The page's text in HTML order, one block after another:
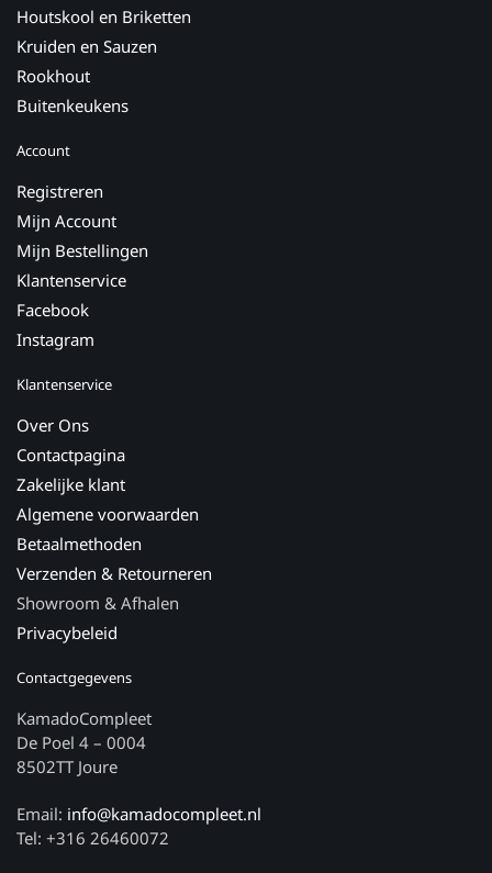
Houtskool en Briketten
Kruiden en Sauzen
Rookhout
Buitenkeukens
Account
Registreren
Mijn Account
Mijn Bestellingen
Klantenservice
Facebook
Instagram
Klantenservice
Over Ons
Contactpagina
Zakelijke klant
Algemene voorwaarden
Betaalmethoden
Verzenden & Retourneren
Showroom & Afhalen
Privacybeleid
Contactgegevens
KamadoCompleet
De Poel 4 – 0004
8502TT Joure
Email: info@kamadocompleet.nl
Tel: +316 26460072